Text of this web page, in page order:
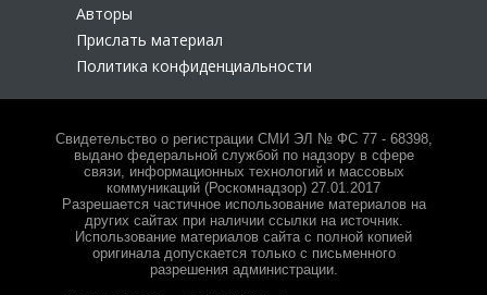
Авторы
Прислать материал
Политика конфиденциальности
Свидетельство о регистрации СМИ ЭЛ № ФС 77 - 68398,
выдано федеральной службой по надзору в сфере
связи, информационных технологий и массовых
коммуникаций (Роскомнадзор) 27.01.2017
Разрешается частичное использование материалов на
других сайтах при наличии ссылки на источник.
Использование материалов сайта с полной копией
оригинала допускается только с письменного
разрешения администрации.